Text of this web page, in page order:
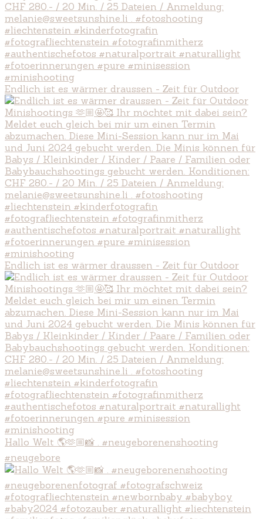
Endlich ist es wärmer draussen - Zeit für Outdoor
Endlich ist es wärmer draussen - Zeit für Outdoor
Hallo Welt 🌎🫶🏼📸 . #neugeborenenshooting
#neugebore